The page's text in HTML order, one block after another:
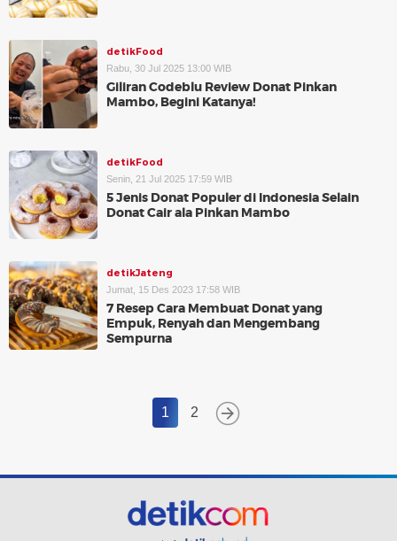
detikFood
Rabu, 30 Jul 2025 13:00 WIB
Giliran Codeblu Review Donat Pinkan
Mambo, Begini Katanya!
detikFood
Senin, 21 Jul 2025 17:59 WIB
5 Jenis Donat Populer di Indonesia Selain
Donat Cair ala Pinkan Mambo
detikJateng
Jumat, 15 Des 2023 17:58 WIB
7 Resep Cara Membuat Donat yang
Empuk, Renyah dan Mengembang
Sempurna
1 2